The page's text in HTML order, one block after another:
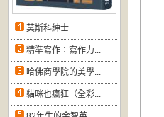
莫斯科紳士
精準寫作：寫作力...
哈佛商學院的美學...
貓咪也瘋狂（全彩...